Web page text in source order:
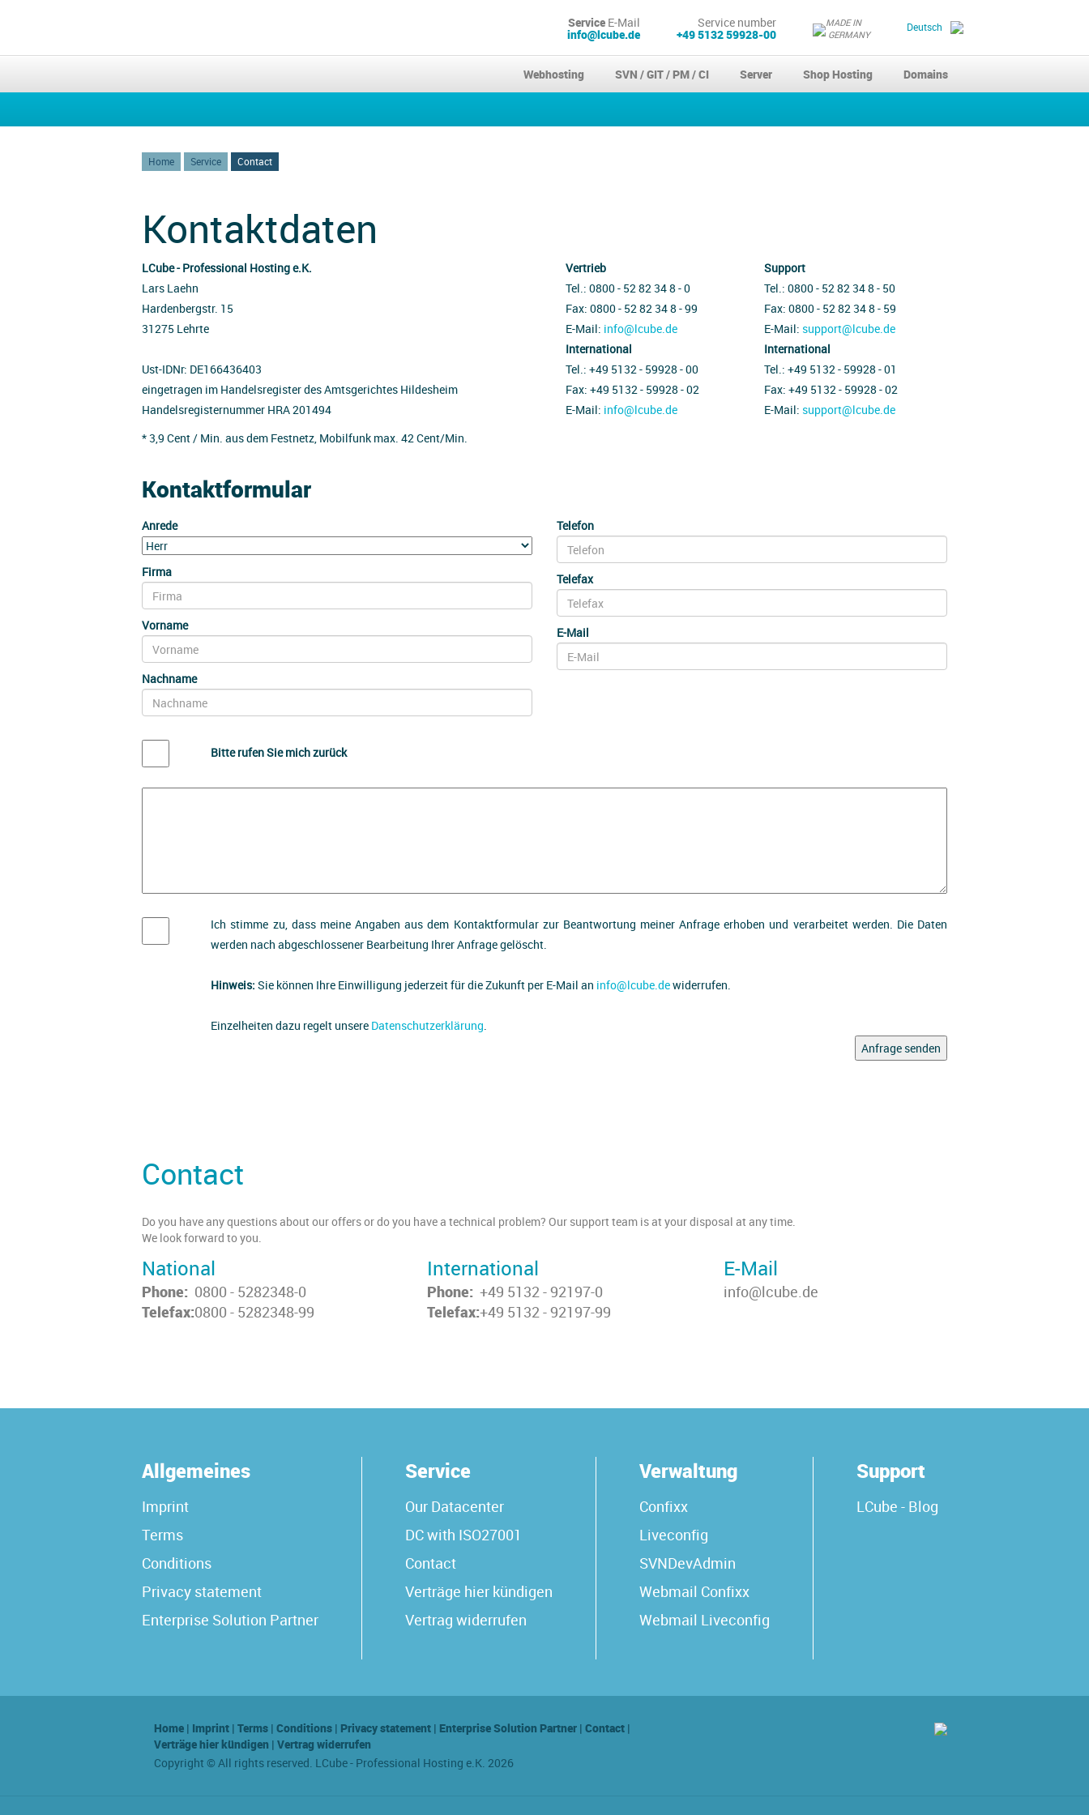
Deutsch
MADE IN
GERMANY
Service number
+49 5132 59928-00
Service E-Mail
info@lcube.de
Domains
Shop Hosting
Server
SVN / GIT / PM / CI
Webhosting
Home Service Contact
Kontaktdaten
LCube - Professional Hosting e.K.
Lars Laehn
Hardenbergstr. 15
31275 Lehrte
Ust-IDNr: DE166436403
eingetragen im Handelsregister des Amtsgerichtes Hildesheim
Handelsregisternummer HRA 201494
Vertrieb
Tel.: 0800 - 52 82 34 8 - 0
Fax: 0800 - 52 82 34 8 - 99
E-Mail: info@lcube.de
International
Tel.: +49 5132 - 59928 - 00
Fax: +49 5132 - 59928 - 02
E-Mail: info@lcube.de
Support
Tel.: 0800 - 52 82 34 8 - 50
Fax: 0800 - 52 82 34 8 - 59
E-Mail: support@lcube.de
International
Tel.: +49 5132 - 59928 - 01
Fax: +49 5132 - 59928 - 02
E-Mail: support@lcube.de
* 3,9 Cent / Min. aus dem Festnetz, Mobilfunk max. 42 Cent/Min.
Kontaktformular
Anrede
Firma
Vorname
Nachname
Telefon
Telefax
E-Mail
Bitte rufen Sie mich zurück
Ich stimme zu, dass meine Angaben aus dem Kontaktformular zur Beantwortung meiner Anfrage erhoben und verarbeitet werden. Die Daten
werden nach abgeschlossener Bearbeitung Ihrer Anfrage gelöscht.
Hinweis: Sie können Ihre Einwilligung jederzeit für die Zukunft per E-Mail an info@lcube.dewiderrufen.
Einzelheiten dazu regelt unsere Datenschutzerklärung.
Contact
Do you have any questions about our offers or do you have a technical problem? Our support team is at your disposal at any time.
We look forward to you.
National International E-Mail
Phone: 0800 - 5282348-0 Phone: +49 5132 - 92197-0
info@lcube.de
Telefax:0800 - 5282348-99 Telefax:+49 5132 - 92197-99
Allgemeines
Imprint
Terms
Conditions
Privacy statement
Enterprise Solution Partner
Service
Our Datacenter
DC with ISO27001
Contact
Verträge hier kündigen
Vertrag widerrufen
Verwaltung
Confixx
Liveconfig
SVNDevAdmin
Webmail Confixx
Webmail Liveconfig
Support
LCube - Blog
Home | Imprint | Terms | Conditions | Privacy statement | Enterprise Solution Partner | Contact |
Verträge hier kündigen | Vertrag widerrufen
Copyright © All rights reserved. LCube - Professional Hosting e.K. 2026